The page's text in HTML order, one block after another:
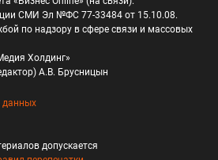
СМИ Эл №ФС 77-33484 от 15.10.08.
по надзору в сфере связи и массовых
Холдинг»
А.В. Брусницын
данных
допускается